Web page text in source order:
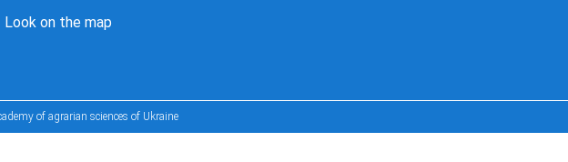
Look on the map
of agrarian sciences of Ukraine